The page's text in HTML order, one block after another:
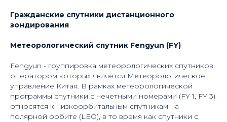
Гражданские спутники дистанционного
зондирования
Метеорологический спутник Fengyun (FY)
Fengyun - группировка метеорологических спутников,
оператором которых является Метеорологическое
управление Китая. В рамках метеорологической
программы спутники с нечетными номерами (FY 1, FY 3)
относятся к низкоорбитальным спутникам на
полярной орбите (LEO), в то время как спутники с